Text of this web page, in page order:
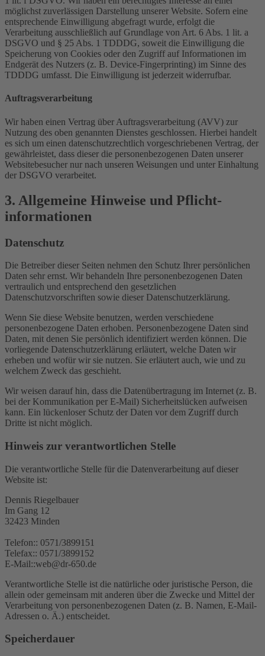
möglichst zuverlässigen Darstellung unserer Website. Sofern eine
entsprechende Einwilligung abgefragt wurde, erfolgt die
Verarbeitung ausschließlich auf Grundlage von Art. 6 Abs. 1 lit. a
DSGVO und § 25 Abs. 1 TDDDG, soweit die Einwilligung die
Speicherung von Cookies oder den Zugriff auf Informationen im
Endgerät des Nutzers (z. B. Device-Fingerprinting) im Sinne des
TDDDG umfasst. Die Einwilligung ist jederzeit widerrufbar.
Auftragsverarbeitung
Wir haben einen Vertrag über Auftragsverarbeitung (AVV) zur
Nutzung des oben genannten Dienstes geschlossen. Hierbei handelt
es sich um einen datenschutzrechtlich vorgeschriebenen Vertrag, der
gewährleistet, dass dieser die personenbezogenen Daten unserer
Websitebesucher nur nach unseren Weisungen und unter Einhaltung
der DSGVO verarbeitet.
3. Allgemeine Hinweise und Pflicht­
informationen
Datenschutz
Die Betreiber dieser Seiten nehmen den Schutz Ihrer persönlichen
Daten sehr ernst. Wir behandeln Ihre personenbezogenen Daten
vertraulich und entsprechend den gesetzlichen
Datenschutzvorschriften sowie dieser Datenschutzerklärung.
Wenn Sie diese Website benutzen, werden verschiedene
personenbezogene Daten erhoben. Personenbezogene Daten sind
Daten, mit denen Sie persönlich identifiziert werden können. Die
vorliegende Datenschutzerklärung erläutert, welche Daten wir
erheben und wofür wir sie nutzen. Sie erläutert auch, wie und zu
welchem Zweck das geschieht.
Wir weisen darauf hin, dass die Datenübertragung im Internet (z. B.
bei der Kommunikation per E-Mail) Sicherheitslücken aufweisen
kann. Ein lückenloser Schutz der Daten vor dem Zugriff durch
Dritte ist nicht möglich.
Hinweis zur verantwortlichen Stelle
Die verantwortliche Stelle für die Datenverarbeitung auf dieser
Website ist:
Dennis Riegelbauer
Im Gang 12
32423 Minden
Telefon:: 0571/3899151
Telefax:: 0571/3899152
E-Mail::web@dr-650.de
Verantwortliche Stelle ist die natürliche oder juristische Person, die
allein oder gemeinsam mit anderen über die Zwecke und Mittel der
Verarbeitung von personenbezogenen Daten (z. B. Namen, E-Mail-
Adressen o. Ä.) entscheidet.
Speicherdauer